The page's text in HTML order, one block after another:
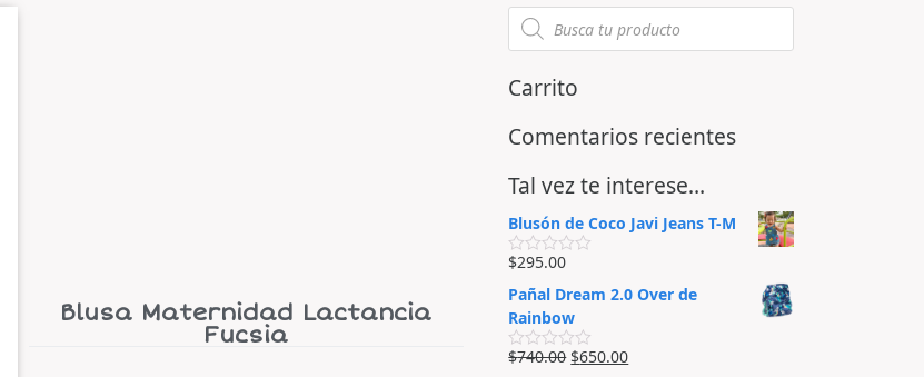
Blusa Maternidad Lactancia
Fucsia
Carrito
Comentarios recientes
Tal vez te interese…
Blusón de Coco Javi Jeans T-M
V
l
o
r
a
d
$295.00
Pañal Dream 2.0 Over de
Rainbow
V
$740.00 $650.00